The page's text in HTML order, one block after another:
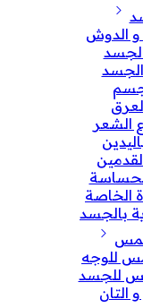
و الدوش
الشعر
الخاصة
بالجسد
للوجه
للجسد
التان